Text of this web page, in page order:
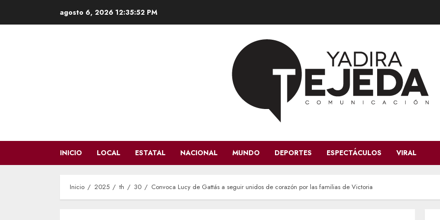
agosto 6, 2026 12:35:54 PM
INICIO LOCAL ESTATAL NACIONAL MUNDO DEPORTES ESPECTÁCULOS VIRAL
Inicio 2025 th 30 Convoca Lucy de Gattás a seguir unidos de corazón por las familias de Victoria